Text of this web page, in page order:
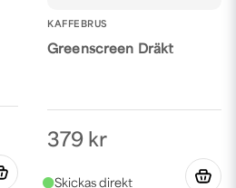
KAFFEBRUS
Greenscreen Dräkt
379 kr